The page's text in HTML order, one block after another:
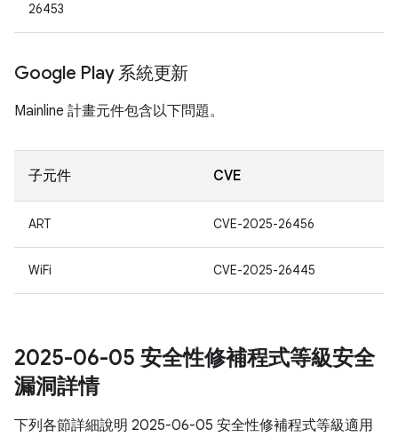
26453
Google Play 系統更新
Mainline 計畫元件包含以下問題。
子元件 CVE
ART CVE-2025-26456
WiFi CVE-2025-26445
2025-06-05 安全性修補程式等級安全
漏洞詳情
下列各節詳細說明 2025-06-05 安全性修補程式等級適用